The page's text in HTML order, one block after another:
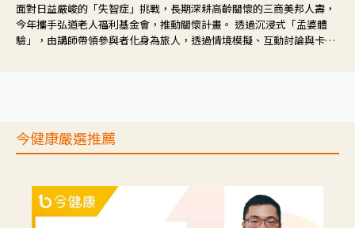
面對日益嚴峻的「失智症」挑戰，長期深耕高齡關懷的三商美邦人壽，
今年攜手弘道老人福利基金會，推動關懷計畫。 透過沉浸式「孟婆體
驗」，由講師帶領參與者化身為旅人，透過情境模擬、互動討論與卡牌
今健康嚴選推薦